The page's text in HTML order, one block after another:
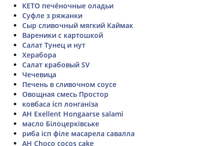
КЕТО печёночные оладьи
Суфле з ряжанки
Сыр сливочный мягкий Каймак
Вареники с картошкой
Салат Тунец и нут
Херабора
Салат крабовый SV
Чечевица
Печень в сливочном соусе
Овощная смесь Простор
ковбаса ісп лонганіза
AH Exellent Hongaarse salami
масло Білоцерківське
риба ісп філе масарела савалла
AH Choco cocos cake